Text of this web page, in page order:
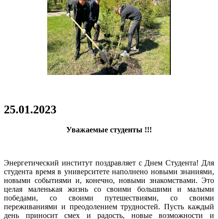
25.01.2023
Уважаемые студенты !!!
Энергетический институт поздравляет с Днем Студента! Для
студента время в университете наполнено новыми знаниями,
новыми событиями и, конечно, новыми знакомствами. Это
целая маленькая жизнь со своими большими и малыми
победами, со своими путешествиями, со своими
переживаниями и преодолением трудностей. Пусть каждый
день приносит смех и радость, новые возможности и